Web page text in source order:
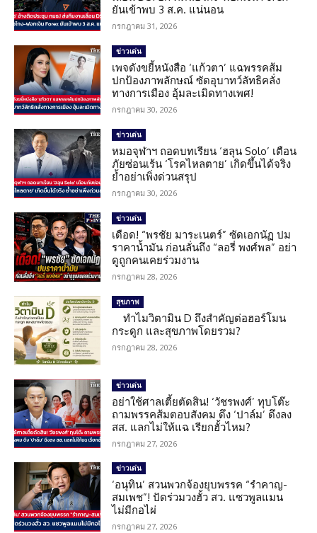
ยันเข้าพบ 3 ส.ค. แน่นอน
กรกฎาคม 31, 2026
ข่าวเด่น
เพจดังขยี้หนังสือ ‘แก้วตา’ แฉพรรคส้ม
ปกป้องภาพลักษณ์ ซัดอุบาทว์ลัทธิคลั่ง
ทางการเมือง อุ้มละเมิดทางเพศ!
กรกฎาคม 30, 2026
ข่าวเด่น
หมอจุฬาฯ ถอดบทเรียน ‘ฮลุน Solo’ เตือน
ภัยซ่อนเร้น ‘โรคไหลตาย’ เกิดขึ้นได้จริง
ย้ำอย่าเพิ่งด่วนสรุป
กรกฎาคม 30, 2026
ข่าวเด่น
เดือด! “พรชัย มาระเนตร์” ซัดเอกนัฏ ปม
ราคาน้ำมัน ก่อนลั่นถึง “ลอรี่ พงศ์พล” อย่า
ดูถูกคนเคยร่วมงาน
กรกฎาคม 28, 2026
สุขภาพ
ทำไมวิตามิน D ถึงสำคัญต่อฮอร์โมน
กระดูก และสุขภาพโดยรวม?
กรกฎาคม 28, 2026
ข่าวเด่น
อย่าใช้ศาลเตี้ยตัดสิน! ‘วัชรพงศ์’ ทุบโต๊ะ
ถามพรรคส้มตอบสังคม ดึง ‘ปาล์ม’ ดึงลง
สส. แลกไม่ให้แฉ เรียกฮั้วไหม?
กรกฎาคม 27, 2026
ข่าวเด่น
‘อนุทิน’ สวนพวกจ้องยุบพรรค “รำคาญ-
สมเพช”! ปัดร่วมวงฮั้ว สว. แซวพูลแมน
ไม่มีกอไผ่
กรกฎาคม 27, 2026